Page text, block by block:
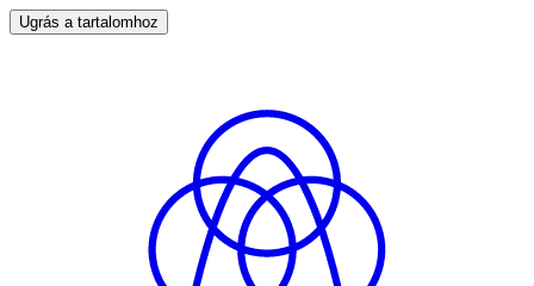
Ugrás a tartalomhoz